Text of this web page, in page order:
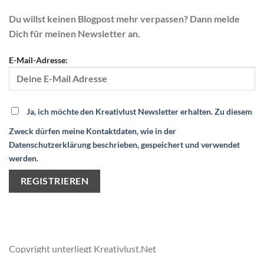
Du willst keinen Blogpost mehr verpassen? Dann melde
Dich für meinen Newsletter an.
E-Mail-Adresse:
Ja, ich möchte den Kreativlust Newsletter erhalten. Zu diesem
Zweck dürfen meine Kontaktdaten, wie in der
Datenschutzerklärung beschrieben, gespeichert und verwendet
werden.
Copyright unterliegt Kreativlust.Net